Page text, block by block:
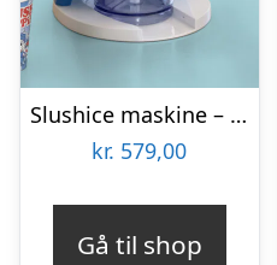
Slushice maskine – Slush Puppie
kr. 579,00
Gå til shop